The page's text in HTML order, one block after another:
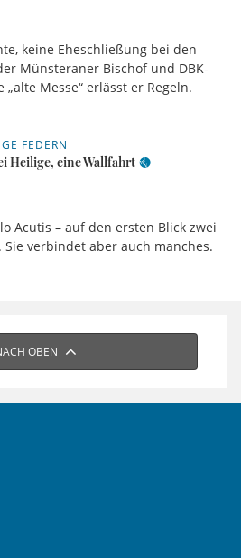
keine Eheschließung bei den
Münsteraner Bischof und DBK-
Messe“ erlässt er Regeln.
FEDERN
Heilige, eine Wallfahrt
Acutis – auf den ersten Blick zwei
verbindet aber auch manches.
OBEN